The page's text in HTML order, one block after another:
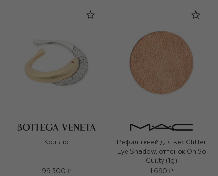
Кольцо
99 500 ₽
Рефил теней для век Glitter
Eye Shadow, оттенок Oh So
Guilty (1g)
1 690 ₽